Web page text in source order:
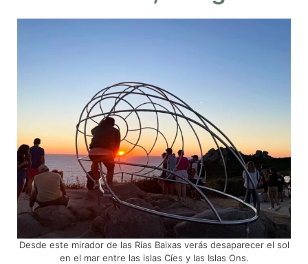
Desde este mirador de las Rías Baixas verás desaparecer el sol
en el mar entre las islas Cíes y las Islas Ons.